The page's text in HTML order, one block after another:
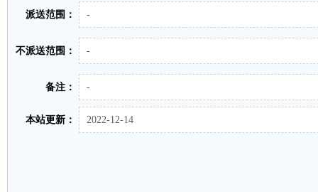
派送范围： -
不派送范围： -
备注： -
本站更新： 2022-12-14